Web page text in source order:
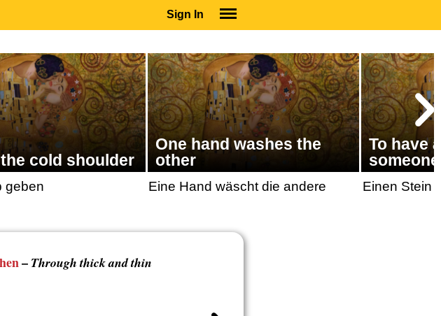
Sign In
SUBSCRIBE
EDUCATIONAL LICENSES
GIFT CARDS
OTHER LANGUAGES
ABOUT US
ALEXA
ADJUST COLORS
cold shoulder
geben
One hand washes the
other
Eine Hand wäscht die andere
To have
someone
Einen Stein
– Through thick and thin